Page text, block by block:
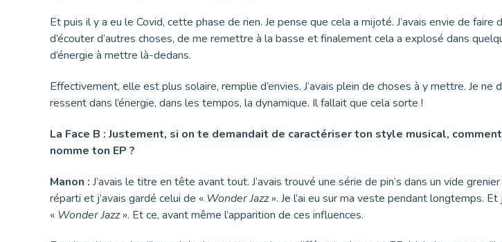
Et puis il y a eu le Covid, cette phase de rien. Je pense que cela a mijoté. J’avais envie de
d’écouter d’autres choses, de me remettre à la basse et finalement cela a explosé dans
d’énergie à mettre là-dedans.
Effectivement, elle est plus solaire, remplie d’envies. J’avais plein de choses à y mettre. Je
ressent dans l’énergie, dans les tempos, la dynamique. Il fallait que cela sorte !
La Face B : Justement, si on te demandait de caractériser ton style musical,
nomme ton EP ?
Manon : J’avais le titre en tête avant tout. J’avais trouvé une série de pin’s dans un vide grenier
réparti et j’avais gardé celui de « Wonder Jazz». Je l’ai eu sur ma veste pendant longtemps.
« Wonder Jazz». Et ce, avant même l’apparition de ces influences.